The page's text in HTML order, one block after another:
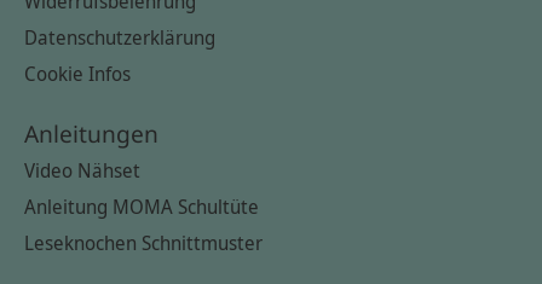
Datenschutzerklärung
Cookie Infos
Anleitungen
Video Nähset
Anleitung MOMA Schultüte
Leseknochen Schnittmuster